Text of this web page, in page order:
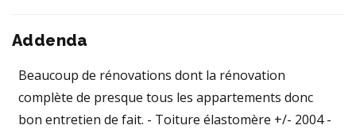
Addenda
Beaucoup de rénovations dont la rénovation
complète de presque tous les appartements donc
bon entretien de fait. - Toiture élastomère +/- 2004 -